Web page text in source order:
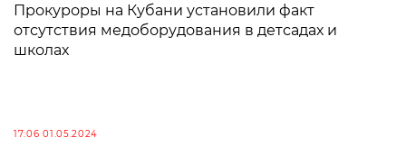
Прокуроры на Кубани установили факт
отсутствия медоборудования в детсадах и
школах
17:06 01.05.2024